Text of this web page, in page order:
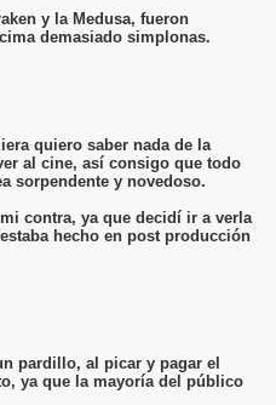
y la Medusa, fueron
demasiado simplonas.
quiero saber nada de la
al cine, así consigo que todo
sorpendente y novedoso.
contra, ya que decidí ir a verla
hecho en post producción
pardillo, al picar y pagar el
ya que la mayoría del público